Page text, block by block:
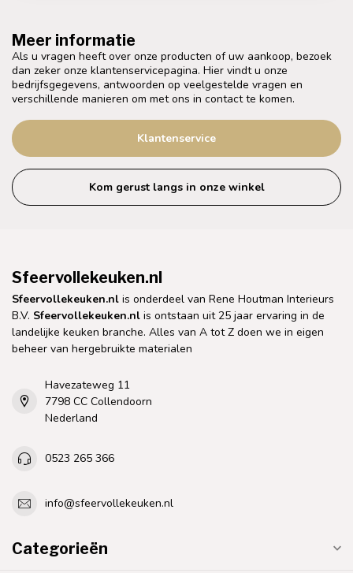
Meer informatie
Als u vragen heeft over onze producten of uw aankoop, bezoek
dan zeker onze klantenservicepagina. Hier vindt u onze
bedrijfsgegevens, antwoorden op veelgestelde vragen en
verschillende manieren om met ons in contact te komen.
Klantenservice
Kom gerust langs in onze winkel
Sfeervollekeuken.nl
Sfeervollekeuken.nl is onderdeel van Rene Houtman Interieurs
B.V. Sfeervollekeuken.nl is ontstaan uit 25 jaar ervaring in de
landelijke keuken branche. Alles van A tot Z doen we in eigen
beheer van hergebruikte materialen
Havezateweg 11
7798 CC Collendoorn
Nederland
0523 265 366
info@sfeervollekeuken.nl
Categorieën